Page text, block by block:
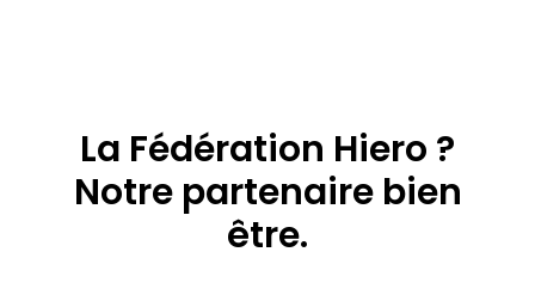
La Fédération Hiero ?
Notre partenaire bien
être.